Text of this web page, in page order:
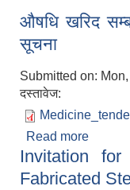
औषधि खरिद
सूचना
Submitted on:
दस्तावेज:
Read more
सूचना
Invitation
Fabricated